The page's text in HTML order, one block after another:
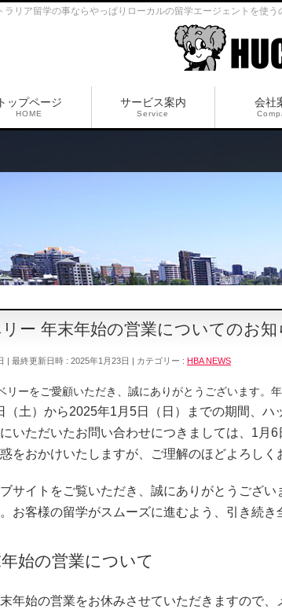
ラリア留学の事ならやっぱりローカルの留学エージェントを使
トップページ
HOME
サービス案内
Service
会社
» お知らせ » HBA NEWS» ハックルベリー 年末年始の営業についてのお知ら
ー 年末年始の営業についてのお知
最終更新日時 : 2025年1月23日 カテゴリー : HBA NEWS
リーをご愛顧いただき、誠にありがとうございます。
（土）から2025年1月5日（日）までの期間、ハ
いただいたお問い合わせにつきましては、1月
をおかけいたしますが、ご理解のほどよろしく
サイトをご覧いただき、誠にありがとうござ
お客様の留学がスムーズに進むよう、引き続き
始の営業について
年始の営業をお休みさせていただきますので